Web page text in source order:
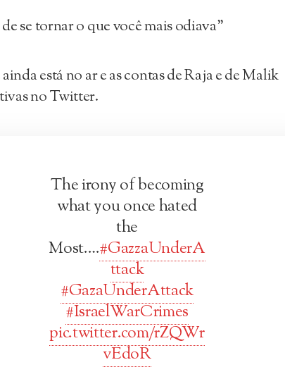
se tornar o que você mais odiava”
está no ar e as contas de Raja e de Malik
no Twitter.
The irony of becoming
what you once hated
the
Most….#GazzaUnderA
ttack
#GazaUnderAttack
#IsraelWarCrimes
pic.twitter.com/rZQWr
vEdoR